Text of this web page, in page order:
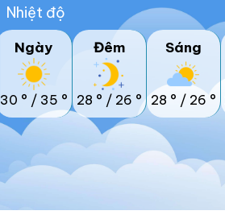
Nhiệt độ
Ngày
30 ° / 35 °
Đêm
28 ° / 26 °
Sáng
28 ° / 26 °